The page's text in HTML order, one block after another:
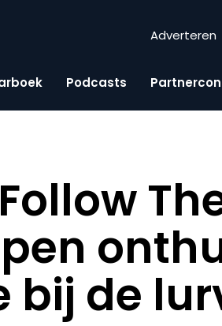
Adverteren
Podcasts
bij de